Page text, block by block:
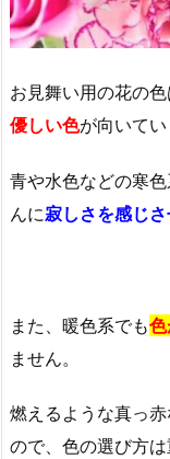
お見舞い用の花の
優しい色が向いてい
青や水色などの寒
んに寂しさを感じ
また、暖色系でも
ません。
燃えるような真っ
ので、色の選び方は